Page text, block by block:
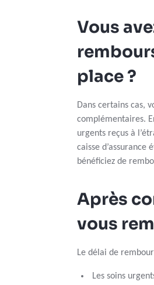
Vous
place ?
Dans certains cas,
complémentaires.
urgents reçus à
caisse
bénéficiez de
Après
vous
Le délai de
Les soins